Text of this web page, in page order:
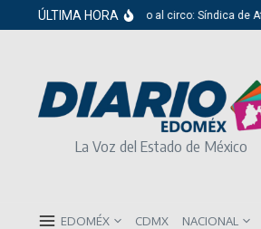
Saltar al contenido
ÚLTIMA HORADel cabildo al circo: Síndica de
La Voz del Estado de México
EDOMÉX CDMX NACIONAL